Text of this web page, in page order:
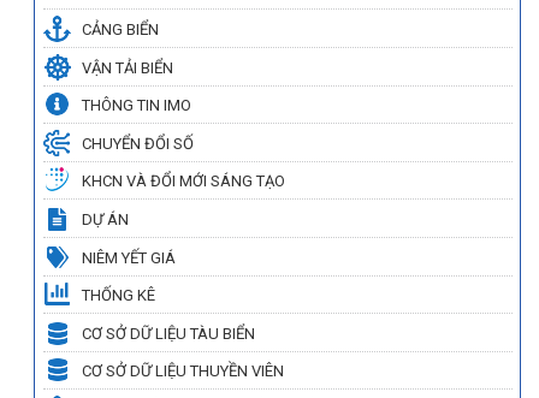
CẢNG BIỂN
VẬN TẢI BIỂN
THÔNG TIN IMO
CHUYỂN ĐỔI SỐ
KHCN VÀ ĐỔI MỚI SÁNG TẠO
DỰ ÁN
NIÊM YẾT GIÁ
THỐNG KÊ
CƠ SỞ DỮ LIỆU TÀU BIỂN
CƠ SỞ DỮ LIỆU THUYỀN VIÊN